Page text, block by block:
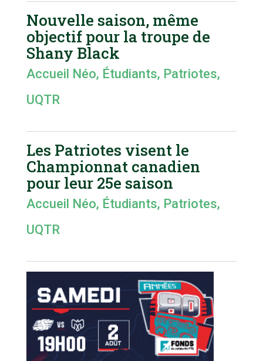
Nouvelle saison, même
objectif pour la troupe de
Shany Black
Accueil Néo, Étudiants, Patriotes,
UQTR
Les Patriotes visent le
Championnat canadien
pour leur 25e saison
Accueil Néo, Étudiants, Patriotes,
UQTR